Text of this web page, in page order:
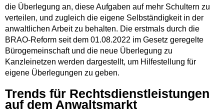
die Überlegung an, diese Aufgaben auf mehr Schultern zu
verteilen, und zugleich die eigene Selbständigkeit in der
anwaltlichen Arbeit zu behalten. Die erstmals durch die
BRAO-Reform seit dem 01.08.2022 im Gesetz geregelte
Bürogemeinschaft und die neue Überlegung zu
Kanzleinetzen werden dargestellt, um Hilfestellung für
eigene Überlegungen zu geben.
Trends für Rechtsdienstleistungen
auf dem Anwaltsmarkt